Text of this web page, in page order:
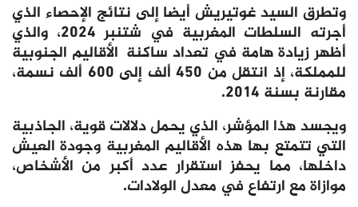
وتطرق السيد غوتيريش أيضا إلى نتائج الإحصاء الذي
أجرته السلطات المغربية في شتنبر 2024، والذي
أظهر زيادة هامة في تعداد ساكنة الأقاليم الجنوبية
للمملكة، إذ انتقل من 450 ألف إلى 600 ألف نسمة،
مقارنة بسنة 2014.
ويجسد هذا المؤشر، الذي يحمل دلالات قوية، الجاذبية
التي تتمتع بها هذه الأقاليم المغربية وجودة العيش
داخلها، مما يحفز استقرار عدد أكبر من الأشخاص،
موازاة مع ارتفاع في معدل الولادات.